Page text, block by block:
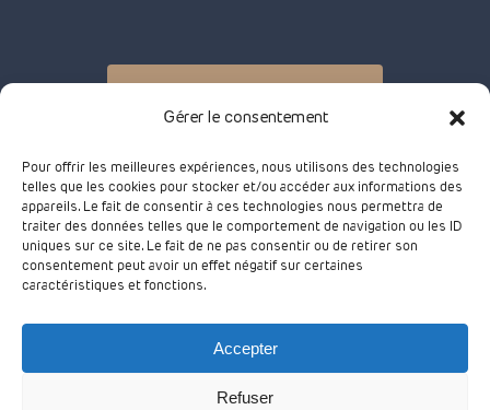
Gérer le consentement
Pour offrir les meilleures expériences, nous utilisons des technologies
telles que les cookies pour stocker et/ou accéder aux informations des
appareils. Le fait de consentir à ces technologies nous permettra de
traiter des données telles que le comportement de navigation ou les ID
uniques sur ce site. Le fait de ne pas consentir ou de retirer son
consentement peut avoir un effet négatif sur certaines
caractéristiques et fonctions.
Accepter
Refuser
Mentions légales
Réclamations